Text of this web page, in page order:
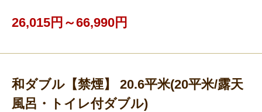
26,015円～66,990円
和ダブル【禁煙】 20.6平米(20平米/露天
風呂・トイレ付ダブル)